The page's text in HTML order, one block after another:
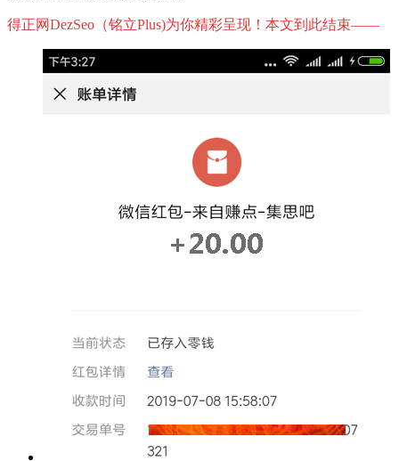
得正网DezSeo（铭立Plus)为你精彩呈现！本文到此结束——